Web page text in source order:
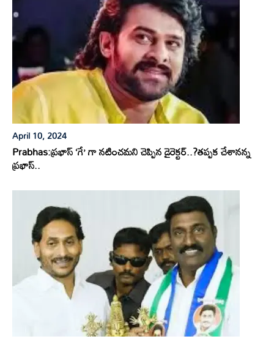
April 10, 2024
Prabhas:ప్రభాస్ ‘గే’ గా నటించమని చెప్పిన డైరెక్టర్..?తప్పక చేశానన్న
ప్రభాస్..